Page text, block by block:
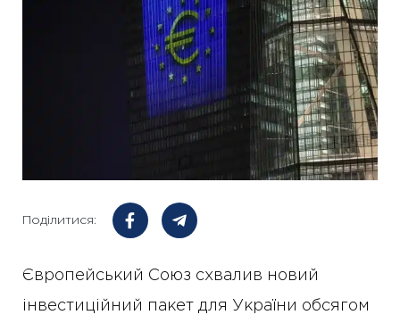
Поділитися:
Європейський Союз схвалив новий
інвестиційний пакет для України обсягом